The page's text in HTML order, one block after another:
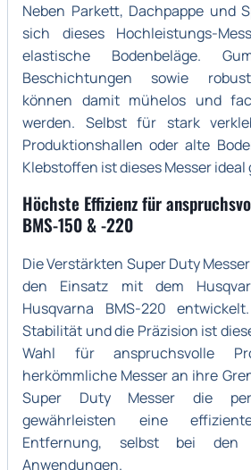
Neben Parkett, Dachpappe und
sich dieses Hochleistungs-
elastische Bodenbeläge.
Beschichtungen sowie
können damit mühelos und
werden. Selbst für stark
Produktionshallen oder alte
Klebstoffen ist dieses Messer ideal
Höchste Effizienz für
BMS-150 & -220
Die Verstärkten Super Duty
den Einsatz mit dem
Husqvarna BMS-220
Stabilität und die Präzision ist
Wahl für anspruchsvolle
herkömmliche Messer an ihre
Super Duty Messer die
gewährleisten eine
Entfernung, selbst bei den
Anwendungen.